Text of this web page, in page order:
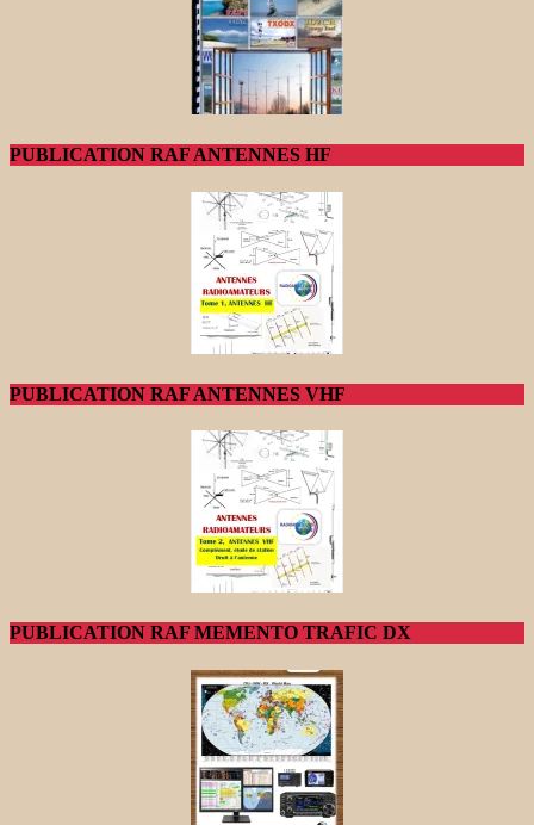
PUBLICATION RAF ANTENNES HF
PUBLICATION RAF ANTENNES VHF
PUBLICATION RAF MEMENTO TRAFIC DX